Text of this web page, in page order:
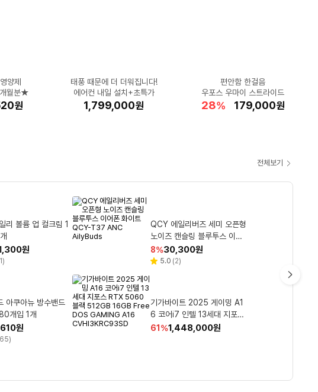
비
원
RTX5050 탑재 노트북
지마켓 쿠폰 받으면 124만
% 1,348,000
숨 막히는 더위 타파!
집에서 즐기는 시원한 빙수♥
할
48% 69,900원
식★
개
원
손목+전완근 운동
요즘 대세★자이로볼
할62% 5,000원
열기까지 흡수하는
템퍼 오리지날 스마트쿨
할
29% 169,850원
양제
월분★
원
태풍 때문에 더 더워집니다!
에어컨 내일 설치+초특가
1,799,000원
편안함 한걸음
우포스 우마이 스트라이드
할
28% 179,000원
링
푸
원
발볼 부자도 편-안한
아이더 트레킹화
32% 59,410원
★역대급 최저가★
요시다포터 크로스백
할
29% 426,000원
함
원
주변 온도 -2도 낮추는
샤크 미스트 선풍기
51% 115,100
공홈 최대 혜택가!
드리미 X60 Ultra
할
40% 990,000원
텝 2단계 유아칫솔
원
110
파워에이드 마운틴 블라스트
600ml 20개
할
인
40%20,700원
별 4.7 리
뷰
(8,851
62.6㎡(19평) + 1
평) BESPOKE AI
식 홈멀티형 에어컨
+ 리모컨
788
아이리버 C타입-C타입 패브
릭 초고속 충전 데이터 케이블
할
16 %4,800원
터 DQHD 울트라와
모니터 124c
원
52
쿠첸 2.1기압 121 IH 전기압력
밥솥 10인용 CRT-RPK1070
S 카밍라이트실버
할
인
5%299,730원
별 5.0 리
뷰
(3)
더 두피 토탈 솔루션
샴푸 쿨 멘솔 1.2L 1개
4)
탐사 샘물 무라벨 2L 36개
할
38 %15,590원
시리즈 9 PRO+ 울
면도기 9660cc
28
비비드키친 저당 참깨소이 드
레싱 200g 1개
할
인
73%2,490원
별 4.7 리
뷰
(7)
럭스 변기세정제 매
원
6,422
컨디션 헛개 100ml 10개
할
46%19,260원
리 볼륨 업 컬크림 1
1개
원
1)
QCY 에일리버즈 세미 오픈형
노이즈 캔슬링 블루투스 이어
폰 화이트 QCY-T37 ANC A
ilyBuds
할
인
8%30,300원
별 5.0 리
뷰
(2)
아쿠아뉴 방수밴드
혼합형 80개입 1개
원
65)
기가바이트 2025 게이밍 A1
6 코어i7 인텔 13세대 지포스
RTX 5060 블랙 512GB 16
할
61 %1,448,000원
직 네추럴 3겹 천연펄
원
1,001
조르단 스텝 2단계 유아칫솔
랜덤 발송 1개입 6개
할
인
96%14,240원
별 5.0 리
뷰
(69
코카콜라 제로 300ml 24개
11,119
홈스타 바르는 곰팡이 싹 세정
제 120ml 3개
할
37 %8,400원
CM’s
전체보기